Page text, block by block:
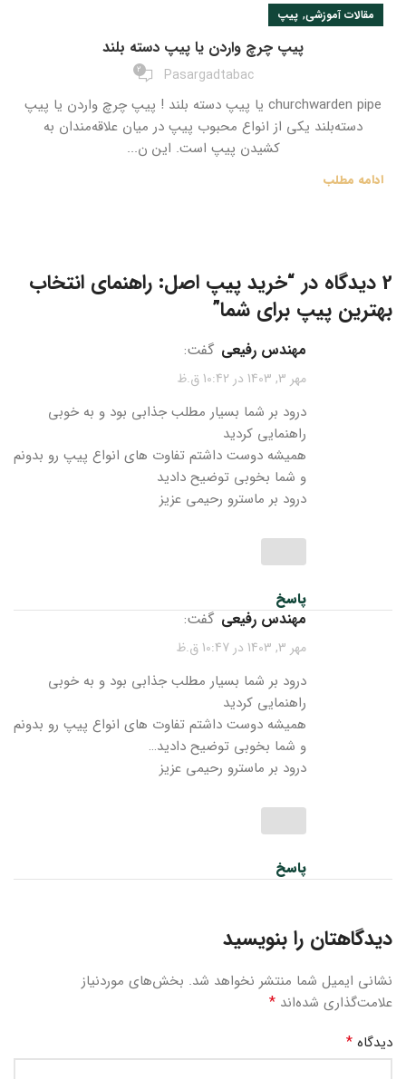
مقالات آموزشی, پیپ
پیپ چرچ واردن یا پیپ دسته بلند
Pasargadtabac
2
churchwarden pipe یا پیپ دسته بلند ! پیپ چرچ واردن یا پیپ
دسته‌بلند یکی از انواع محبوب پیپ در میان علاقه‌مندان به
کشیدن پیپ است. این ن...
ادامه مطلب
2 دیدگاه در “
خرید پیپ اصل: راهنمای انتخاب
بهترین پیپ برای شما”
مهندس رفیعی گفت:
مهر 3, 1403 در 10:42 ق.ظ
درود بر شما بسیار مطلب جذابی بود و به خوبی
راهنمایی کردید
همیشه دوست داشتم تفاوت های انواع پیپ رو بدونم
و شما بخوبی توضیح دادید
درود بر ماسترو رحیمی عزیز
پاسخ
مهندس رفیعی گفت:
مهر 3, 1403 در 10:47 ق.ظ
درود بر شما بسیار مطلب جذابی بود و به خوبی
راهنمایی کردید
همیشه دوست داشتم تفاوت های انواع پیپ رو بدونم
و شما بخوبی توضیح دادید…
درود بر ماسترو رحیمی عزیز
پاسخ
دیدگاهتان را بنویسید
نشانی ایمیل شما منتشر نخواهد شد. بخش‌های موردنیاز
علامت‌گذاری شده‌اند *
دیدگاه *